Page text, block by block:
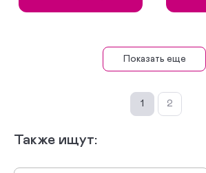
Показать еще
1 2
Также ищут: